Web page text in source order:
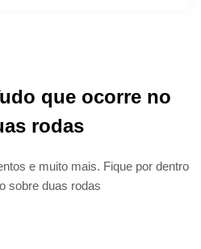
que ocorre no
rodas
e muito mais. Fique por dentro
sobre duas rodas